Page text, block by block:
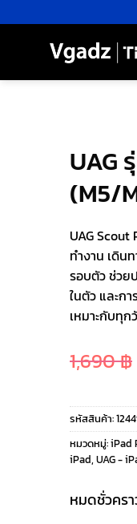
ไป
UAG
(M5/
UAG
ทำงาน เดิน
รอบตัว ช่วย
ในตัว และก
เหมาะกับทุก
1,690฿
รหัสสินค้า:
หมวดหมู่:iPad
iPad, UAG -
หมดชั่วคร